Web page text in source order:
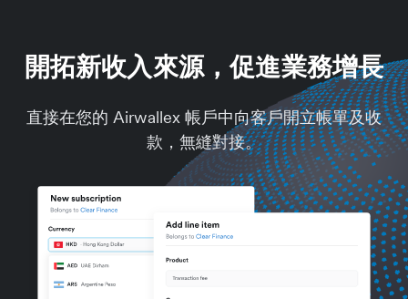
開拓新收入來源，促進業務增長
直接在您的 Airwallex 帳戶中向客戶開立帳單及收
款，無縫對接。